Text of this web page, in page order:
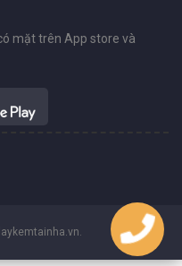
mặt trên App store và